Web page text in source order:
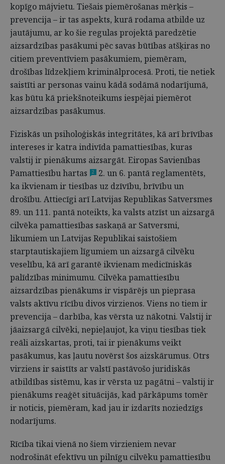
kopīgo mājvietu. Tiešais piemērošanas mērķis –
prevencija – ir tas aspekts, kurā rodama atbilde uz
jautājumu, ar ko šie regulas projektā paredzētie
aizsardzības pasākumi pēc savas būtības atšķiras no
citiem preventīviem pasākumiem, piemēram,
drošības līdzekļiem kriminālprocesā. Proti, tie netiek
saistīti ar personas vainu kādā sodāmā nodarījumā,
kas būtu kā priekšnoteikums iespējai piemērot
aizsardzības pasākumus.
Fiziskās un psiholoģiskās integritātes, kā arī brīvības
intereses ir katra indivīda pamattiesības, kuras
valstij ir pienākums aizsargāt. Eiropas Savienības
Pamattiesību hartas
2
2. un 6. pantā reglamentēts,
ka ikvienam ir tiesības uz dzīvību, brīvību un
drošību. Attiecīgi arī Latvijas Republikas Satversmes
89. un 111. pantā noteikts, ka valsts atzīst un aizsargā
cilvēka pamattiesības saskaņā ar Satversmi,
likumiem un Latvijas Republikai saistošiem
starptautiskajiem līgumiem un aizsargā cilvēku
veselību, kā arī garantē ikvienam medicīniskās
palīdzības minimumu. Cilvēka pamattiesību
aizsardzības pienākums ir vispārējs un pieprasa
valsts aktīvu rīcību divos virzienos. Viens no tiem ir
prevencija – darbība, kas vērsta uz nākotni. Valstij ir
jāaizsargā cilvēki, nepieļaujot, ka viņu tiesības tiek
reāli aizskartas, proti, tai ir pienākums veikt
pasākumus, kas ļautu novērst šos aizskārumus. Otrs
virziens ir saistīts ar valstī pastāvošo juridiskās
atbildības sistēmu, kas ir vērsta uz pagātni – valstij ir
pienākums reaģēt situācijās, kad pārkāpums tomēr
ir noticis, piemēram, kad jau ir izdarīts noziedzīgs
nodarījums.
Rīcība tikai vienā no šiem virzieniem nevar
nodrošināt efektīvu un pilnīgu cilvēku pamattiesību